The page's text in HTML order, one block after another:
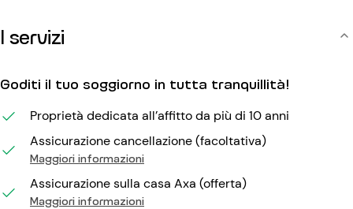
I servizi
Goditi il tuo soggiorno in tutta tranquillità!
Proprietà dedicata all’affitto da più di 10 anni
Assicurazione cancellazione (facoltativa)
Maggiori informazioni
Assicurazione sulla casa Axa (offerta)
Maggiori informazioni